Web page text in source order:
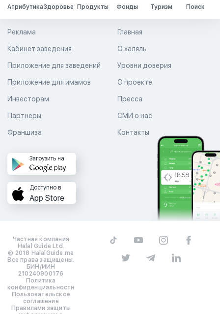
АтрибутикаЗдоровье Продукты Фонды Туризм Поиск
Главная
О халяль
Уровни доверия
Реклама
Кабинет заведения
Приложение для заведений
Приложение для имамов О проекте
Пресса
СМИ о нас
Контакты
Инвесторам
Партнеры
Франшиза
Загрузить на
Доступно в
App Store
Частная компания
Halal Guide Ltd.
© 2018 HalalGuide.me
Все права защищены.
БИН/ИИН
210240900176
Политика
конфиденциальности
Пользовательское
соглашение
Правилами защиты